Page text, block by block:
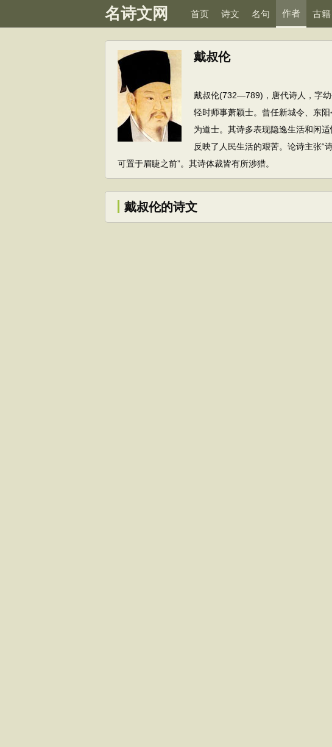
名诗文网 首页 诗文 名句 作者 古籍
戴叔伦
戴叔伦(732—789)，唐代诗人，字
轻时师事萧颖士。曾任新城令、东
为道士。其诗多表现隐逸生活和闲
反映了人民生活的艰苦。论诗主张“
可置于眉睫之前”。其诗体裁皆有所涉猎。
戴叔伦的诗文